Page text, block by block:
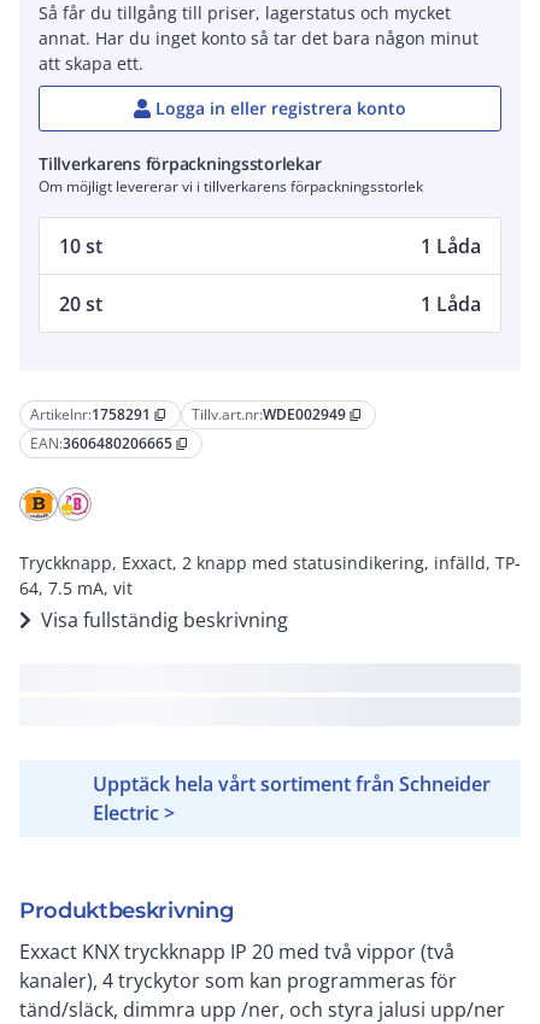
Artikelnr:1758291 content_copy Tillv.art.nr:WDE002949 content_copy
EAN:3606480206665 content_copy
Tryckknapp, Exxact, 2 knapp med statusindikering, infälld, TP-
64, 7.5 mA, vit
Visa fullständig beskrivning
Upptäck hela vårt sortiment från Schneider
Electric >
Produktbeskrivning
Exxact KNX tryckknapp IP 20 med två vippor (två
kanaler), 4 tryckytor som kan programmeras för
tänd/släck, dimmra upp /ner, och styra jalusi upp/ner
Så får du tillgång till priser, lagerstatus och mycket
annat. Har du inget konto så tar det bara någon minut
att skapa ett.
Logga in eller registrera konto
Tillverkarens förpackningsstorlekar
Om möjligt levererar vi i tillverkarens förpackningsstorlek
10 st 1 Låda
20 st 1 Låda